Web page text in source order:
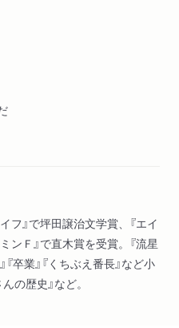
』で坪田譲治文学賞、『エイ
ンＦ』で直木賞を受賞。『流星
『卒業』『くちぶえ番長』など小
の歴史』など。